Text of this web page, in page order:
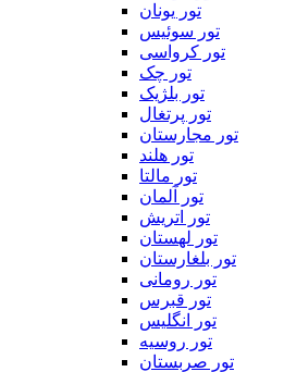
تور یونان
تور سوئیس
تور کرواسی
تور چک
تور بلژیک
تور پرتغال
تور مجارستان
تور هلند
تور مالتا
تور آلمان
تور اتریش
تور لهستان
تور بلغارستان
تور رومانی
تور قبرس
تور انگلیس
تور روسیه
تور صربستان